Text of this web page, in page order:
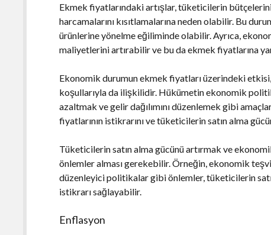
Ekmek fiyatlarındaki artışlar, tüketicilerin
harcamalarını kısıtlamalarına neden olabilir. Bu
ürünlerine yönelme eğiliminde olabilir. Ayrıca,
maliyetlerini artırabilir ve bu da ekmek fiyatlarına
Ekonomik durumun ekmek fiyatları üzerindeki
koşullarıyla da ilişkilidir. Hükümetin ekonomik
azaltmak ve gelir dağılımını düzenlemek gibi
fiyatlarının istikrarını ve tüketicilerin satın alma
Tüketicilerin satın alma gücünü artırmak ve
önlemler alması gerekebilir. Örneğin, ekonomik
düzenleyici politikalar gibi önlemler, tüketicilerin
istikrarı sağlayabilir.
Enflasyon